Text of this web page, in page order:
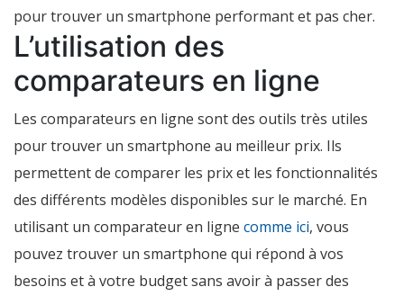
pour trouver un smartphone performant et pas cher.
L’utilisation des
comparateurs en ligne
Les comparateurs en ligne sont des outils très utiles
pour trouver un smartphone au meilleur prix. Ils
permettent de comparer les prix et les fonctionnalités
des différents modèles disponibles sur le marché. En
utilisant un comparateur en ligne comme ici, vous
pouvez trouver un smartphone qui répond à vos
besoins et à votre budget sans avoir à passer des